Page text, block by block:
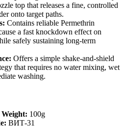
top that releases a fine, controlled
onto target paths.
Contains reliable Permethrin
a fast knockdown effect on
safely sustaining long-term
Offers a simple shake-and-shield
that requires no water mixing, wet
washing.
Weight: 100g
ВИТ-31